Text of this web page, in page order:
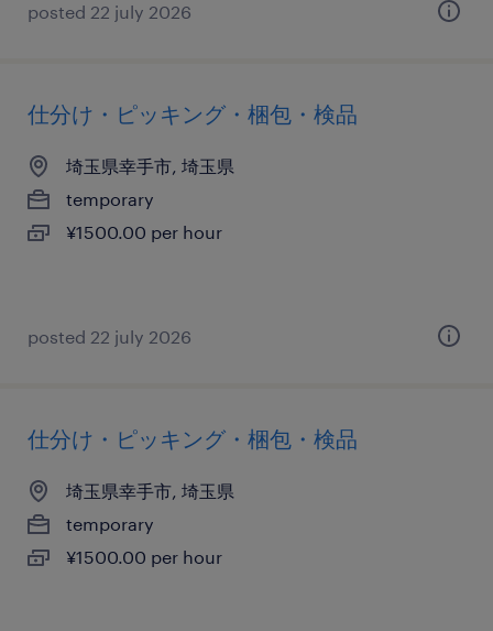
posted 22 july 2026
仕分け・ピッキング・梱包・検品
埼玉県幸手市, 埼玉県
temporary
¥1500.00 per hour
posted 22 july 2026
仕分け・ピッキング・梱包・検品
埼玉県幸手市, 埼玉県
temporary
¥1500.00 per hour